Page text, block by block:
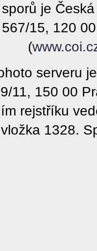
je
15, 120
(
serveru
11, 150 00
rejstříku
vložka 1328.